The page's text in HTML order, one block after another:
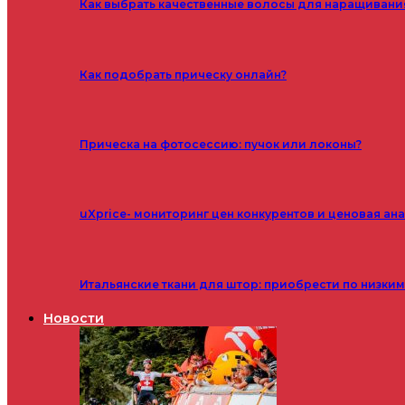
Как выбрать качественные волосы для
Как подобрать прическу онлайн?
Прическа на фотосессию: пучок или локоны?
uXprice- мониторинг цен конкурентов и ценовая
Итальянские ткани для штор: приобрести по
Новости